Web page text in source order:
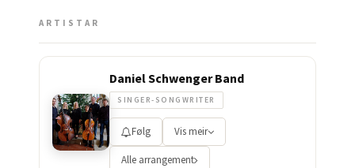
ARTISTAR
Daniel Schwenger Band
SINGER-SONGWRITER
Følg Vis meir
Alle arrangement